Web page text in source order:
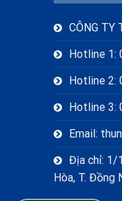
CÔNG TY
Hotline 1:
Hotline 2:
Hotline 3:
Email:
Địa chỉ: 1/
Hòa, T. Đồng